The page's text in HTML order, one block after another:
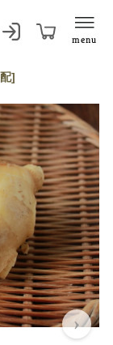
menu
]